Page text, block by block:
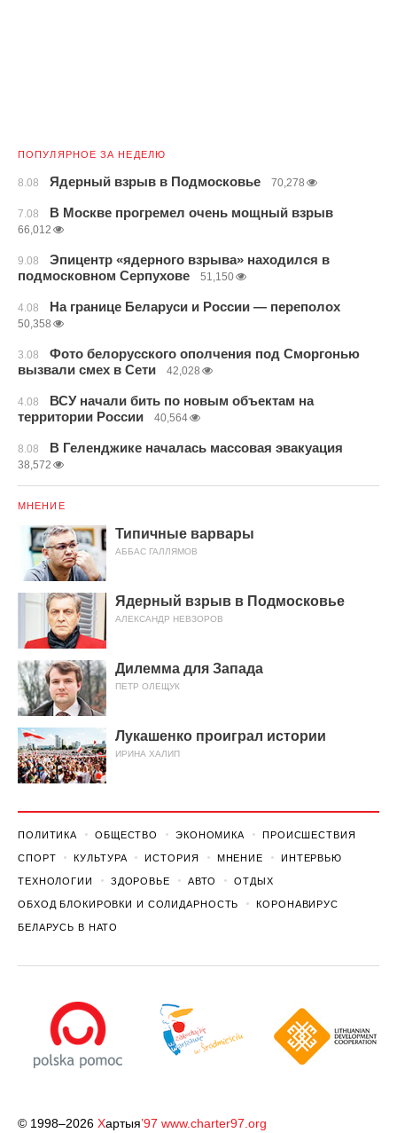
ПОПУЛЯРНОЕ ЗА НЕДЕЛЮ
8.08 Ядерный взрыв в Подмосковье 70,278
7.08 В Москве прогремел очень мощный взрыв
66,012
9.08
Эпицентр «ядерного взрыва» находился в
подмосковном Серпухове
51,150
4.08 На границе Беларуси и России — переполох
50,358
3.08
Фото белорусского ополчения под Сморгонью
вызвали смех в Сети
42,028
4.08
ВСУ начали бить по новым объектам на
территории России
40,564
8.08 В Геленджике началась массовая эвакуация
38,572
МНЕНИЕ
Типичные варвары
АББАС ГАЛЛЯМОВ
Ядерный взрыв в Подмосковье
АЛЕКСАНДР НЕВЗОРОВ
Дилемма для Запада
ПЕТР ОЛЕЩУК
Лукашенко проиграл истории
ИРИНА ХАЛИП
ПОЛИТИКА ОБЩЕСТВО ЭКОНОМИКА ПРОИСШЕСТВИЯ
СПОРТ КУЛЬТУРА ИСТОРИЯ МНЕНИЕ ИНТЕРВЬЮ
ТЕХНОЛОГИИ ЗДОРОВЬЕ АВТО ОТДЫХ
ОБХОД БЛОКИРОВКИ И СОЛИДАРНОСТЬ КОРОНАВИРУС
БЕЛАРУСЬ В НАТО
© 1998–2026 Хартыя’97 www.charter97.org